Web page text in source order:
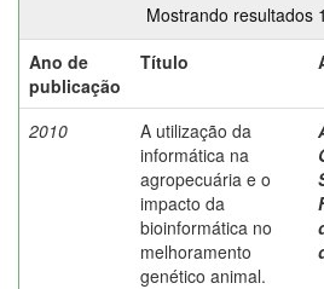
Mostrando resultados
Ano de
publicação
Título
2010
A utilização da
informática na
agropecuária e o
impacto da
bioinformática no
melhoramento
genético animal.